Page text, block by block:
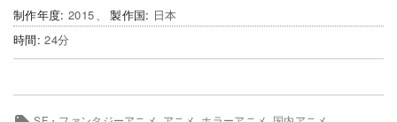
Watchlist
2015
日本
24